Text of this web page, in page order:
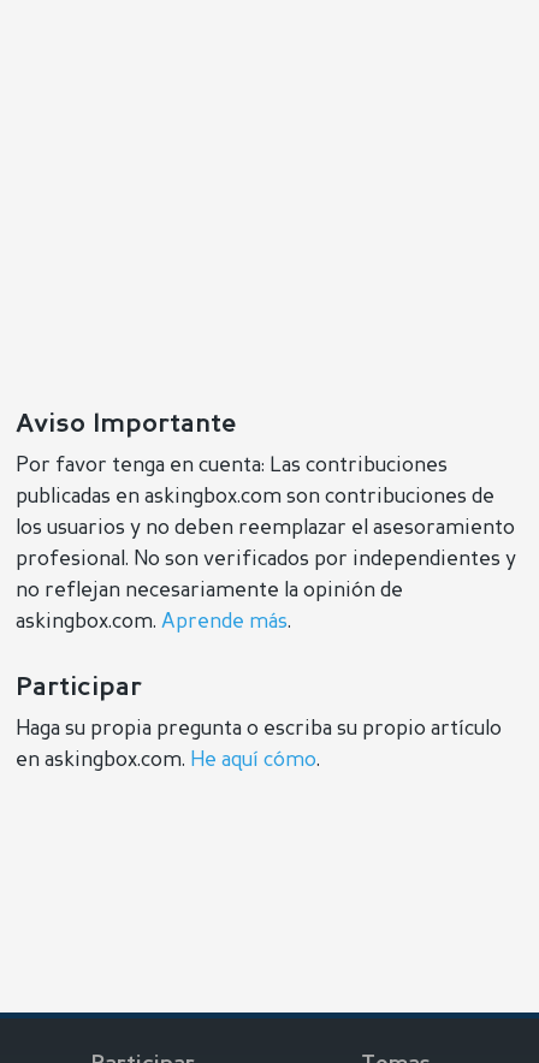
Aviso Importante
Por favor tenga en cuenta: Las contribuciones
publicadas en askingbox.com son contribuciones de
los usuarios y no deben reemplazar el asesoramiento
profesional. No son verificados por independientes y
no reflejan necesariamente la opinión de
askingbox.com.Aprende más.
Participar
Haga su propia pregunta o escriba su propio artículo
en askingbox.com. He aquí cómo.